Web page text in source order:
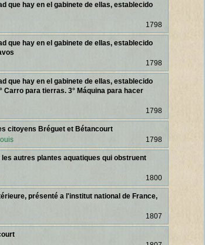
que hay en el gabinete de ellas, establecido
1798
que hay en el gabinete de ellas, establecido
1798
que hay en el gabinete de ellas, establecido
Carro para tierras. 3° Máquina para hacer
1798
citoyens Bréguet et Bétancourt
1798
autres plantes aquatiques qui obstruent
1800
présenté a l'institut national de France,
1807